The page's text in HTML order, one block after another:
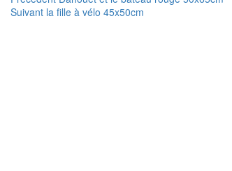
de
précédent :
Suivant Article
la fille à vélo 45x50cm